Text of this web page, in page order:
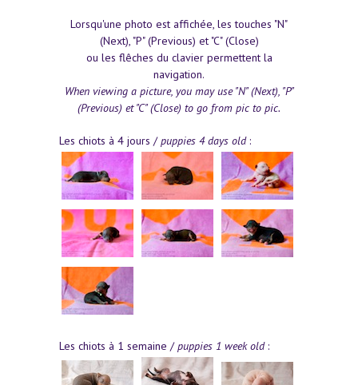
Lorsqu'une photo est affichée, les touches "N"
(Next), "P" (Previous) et "C" (Close)
ou les flêches du clavier permettent la
navigation.
When viewing a picture, you may use "N" (Next), "P"
(Previous) et "C" (Close) to go from pic to pic.
Les chiots à 4 jours /puppies 4 days old:
Les chiots à 1 semaine /puppies 1 week old: